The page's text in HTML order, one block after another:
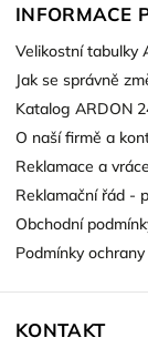
INFORMACE
Velikostní tabulky
Jak se správně
Katalog ARDON
O naší firmě a
Reklamace a
Reklamační řád -
Obchodní
Podmínky
KONTAKT